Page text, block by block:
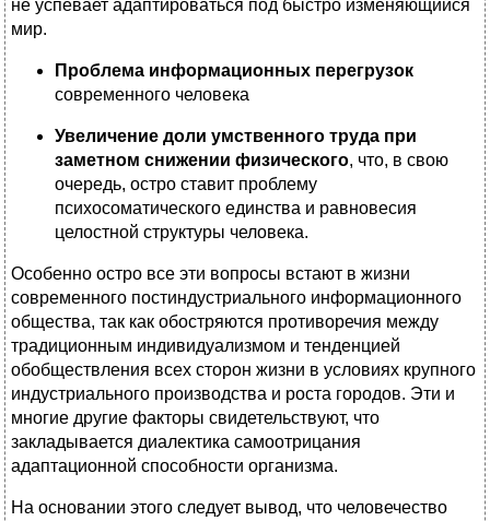
не успевает адаптироваться под быстро изменяющийся
мир.
Проблема информационных перегрузок
современного человека
Увеличение доли умственного труда при
заметном снижении физического, что, в свою
очередь, остро ставит проблему
психосоматического единства и равновесия
целостной структуры человека.
Особенно остро все эти вопросы встают в жизни
современного постиндустриального информационного
общества, так как обостряются противоречия между
традиционным индивидуализмом и тенденцией
обобществления всех сторон жизни в условиях крупного
индустриального производства и роста городов. Эти и
многие другие факторы свидетельствуют, что
закладывается диалектика самоотрицания
адаптационной способности организма.
На основании этого следует вывод, что человечество